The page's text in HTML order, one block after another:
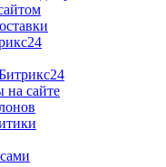
на сайте